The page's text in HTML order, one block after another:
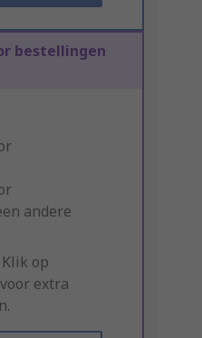
bestellingen
andere
Klik op
extra